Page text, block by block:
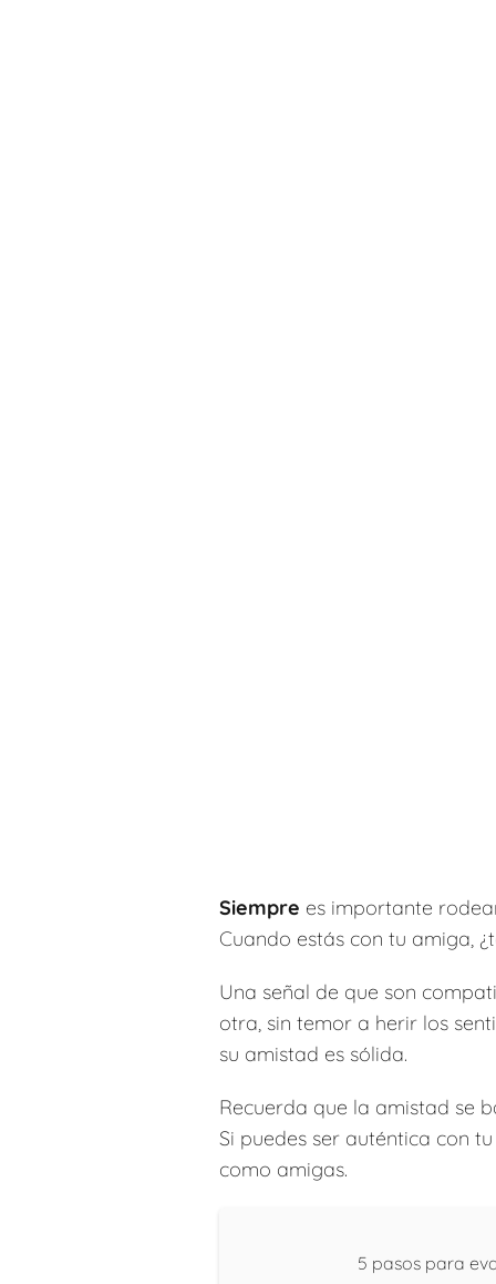
Siempre es importante
Cuando estás con tu amiga,
Una señal de que son
otra, sin temor a herir los
su amistad es sólida.
Recuerda que la amistad se
Si puedes ser auténtica con
como amigas.
5 pasos para